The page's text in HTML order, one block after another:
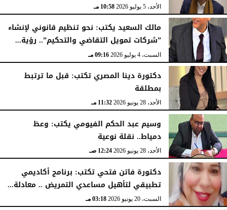
الأحد، 5 يوليو 2026 10:58 مـ
مالك السعيد يكتب: نحو تنظيم قانوني لإنشاء
”شركات تمويل التقاضي والتحكيم”.. رؤية...
السبت، 4 يوليو 2026 09:16 مـ
دكتورة دينا المصري تكتب: قبل ما ترتبط
بمطلقة
الأحد، 28 يونيو 2026 11:32 مـ
وسيم عبد الحكم الفيومي يكتب: وعظ
دمياط.. نقلة نوعية
الأحد، 28 يونيو 2026 12:24 صـ
دكتورة فاتن فتحي تكتب: برنامج أكاديمي
تطبيقي لتأهيل مساعدي التمريض .. معادلة...
السبت، 20 يونيو 2026 03:18 مـ